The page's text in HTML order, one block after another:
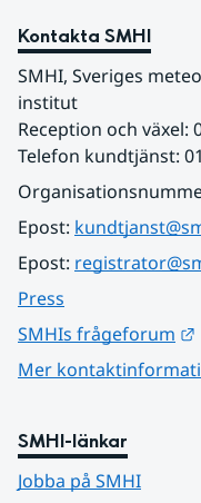
Kontakta SMHI
SMHI, Sveriges
institut
Reception och växel:
Telefon kundtjänst:
Epost:
Epost:
Press
SMHIs frågeforum
Mer
SMHI-länkar
Jobba på SMHI